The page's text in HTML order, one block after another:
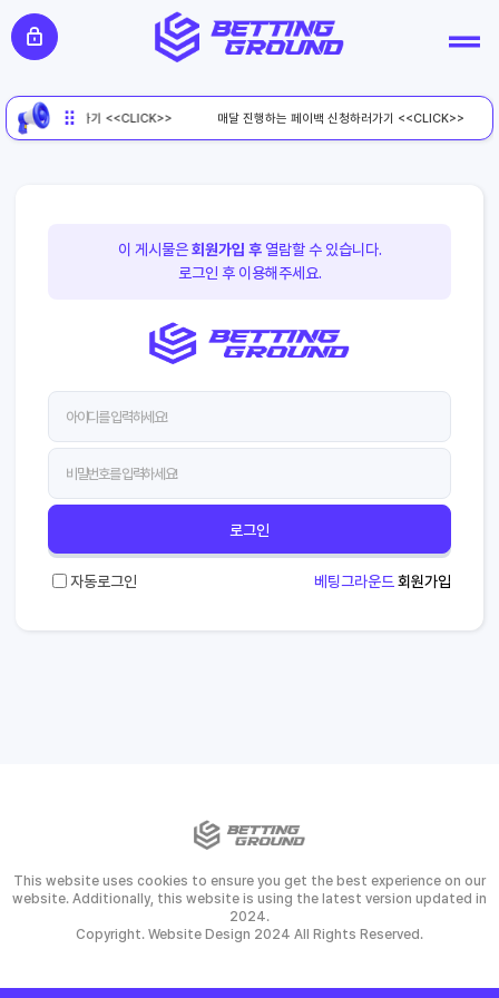
이백 신청하러가기 <<CLICK>> 매달 진행하는 페이백 신청하러가기 <<CLICK>>
이 게시물은회원가입 후열람할 수 있습니다.
로그인 후 이용해주세요.
로그인
자동로그인 베팅그라운드 회원가입
This website uses cookies to ensure you get the best experience on our
website. Additionally, this website is using the latest version updated in
2024.
Copyright. Website Design 2024 All Rights Reserved.